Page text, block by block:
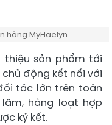
hàng MyHaelyn
thiệu sản phẩm tới
động kết nối với
tác lớn trên toàn
hàng loạt hợp
ký kết.